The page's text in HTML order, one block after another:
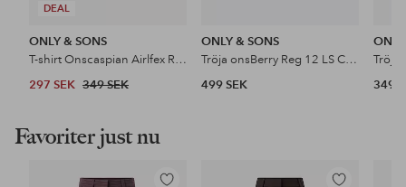
DEAL
ONLY & SONS
T-shirt Onscaspian Airlfex Rlx Ls Tee
297 SEK 349 SEK
ONLY & SONS
Tröja onsBerry Reg 12 LS Crew Knit Frml N
499 SEK
349
Favoriter just nu